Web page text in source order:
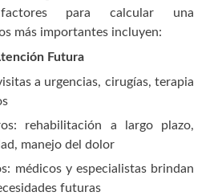
para calcular una
más importantes incluyen:
Futura
a urgencias, cirugías, terapia
rehabilitación a largo plazo,
manejo del dolor
médicos y especialistas brindan
futuras